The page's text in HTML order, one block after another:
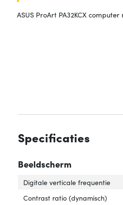
ASUS ProArt PA32KCX
Specificaties
Beeldscherm
Digitale verticale frequentie
Contrast ratio (dynamisch)